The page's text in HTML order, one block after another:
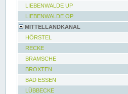
LIEBENWALDE UP
LIEBENWALDE OP
MITTELLANDKANAL
HÖRSTEL
RECKE
BRAMSCHE
BROXTEN
BAD ESSEN
LÜBBECKE